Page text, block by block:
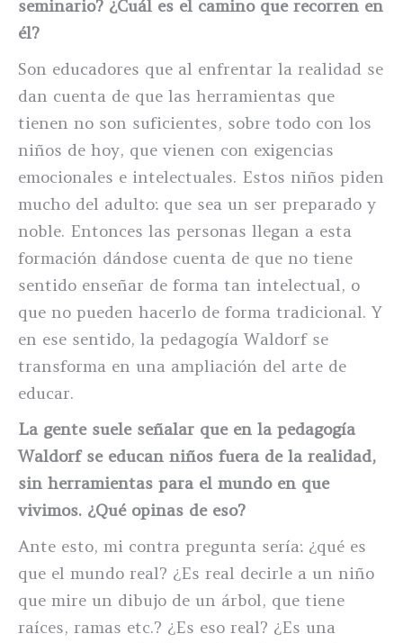
seminario? ¿Cuál es el camino que recorren en
él?
Son educadores que al enfrentar la realidad se
dan cuenta de que las herramientas que
tienen no son suficientes, sobre todo con los
niños de hoy, que vienen con exigencias
emocionales e intelectuales. Estos niños piden
mucho del adulto: que sea un ser preparado y
noble. Entonces las personas llegan a esta
formación dándose cuenta de que no tiene
sentido enseñar de forma tan intelectual, o
que no pueden hacerlo de forma tradicional. Y
en ese sentido, la pedagogía Waldorf se
transforma en una ampliación del arte de
educar.
La gente suele señalar que en la pedagogía
Waldorf se educan niños fuera de la realidad,
sin herramientas para el mundo en que
vivimos. ¿Qué opinas de eso?
Ante esto, mi contra pregunta sería: ¿qué es
que el mundo real? ¿Es real decirle a un niño
que mire un dibujo de un árbol, que tiene
raíces, ramas etc.? ¿Es eso real? ¿Es una